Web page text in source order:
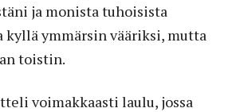
ja monista tuhoisista
ymmärsin vääriksi, mutta
toistin.
voimakkaasti laulu, jossa